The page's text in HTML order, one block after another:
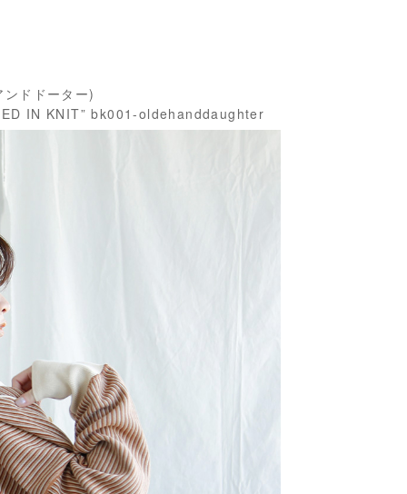
ドドーター)
IN KNIT” bk001-oldehanddaughter